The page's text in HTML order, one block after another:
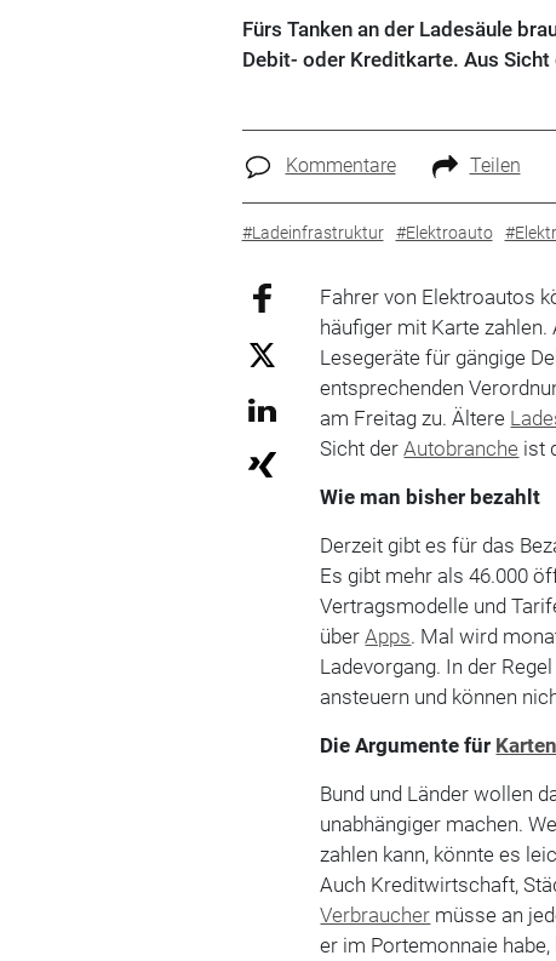
Fürs Tanken an der Ladesäule
Debit- oder Kreditkarte. Aus
Kommentare Teilen
#Ladeinfrastruktur #Elektroauto
Fahrer von Elektroautos
häufiger mit Karte
Lesegeräte für gängige
entsprechenden
am Freitag zu. Ältere
Sicht derAutobranche ist
Wie man bisher bezahlt
Derzeit gibt es für das
Es gibt mehr als 46.000
Vertragsmodelle und
überApps. Mal wird
Ladevorgang. In der
ansteuern und können
Die Argumente für
Bund und Länder wollen
unabhängiger machen.
zahlen kann, könnte es
Auch Kreditwirtschaft,
Verbraucher müsse an
er im Portemonnaie